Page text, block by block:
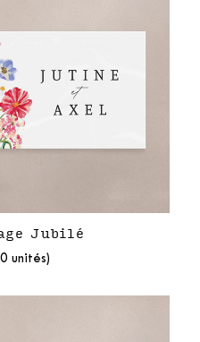
Jubilé
unités)